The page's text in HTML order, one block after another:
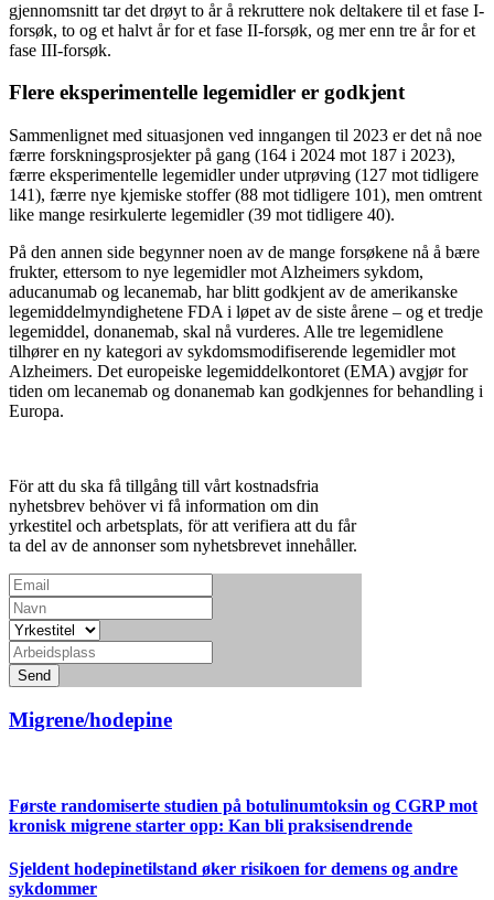
gjennomsnitt tar det drøyt to år å rekruttere nok deltakere til et fase I-
forsøk, to og et halvt år for et fase II-forsøk, og mer enn tre år for et
fase III-forsøk.
Flere eksperimentelle legemidler er godkjent
Sammenlignet med situasjonen ved inngangen til 2023 er det nå noe
færre forskningsprosjekter på gang (164 i 2024 mot 187 i 2023),
færre eksperimentelle legemidler under utprøving (127 mot tidligere
141), færre nye kjemiske stoffer (88 mot tidligere 101), men omtrent
like mange resirkulerte legemidler (39 mot tidligere 40).
På den annen side begynner noen av de mange forsøkene nå å bære
frukter, ettersom to nye legemidler mot Alzheimers sykdom,
aducanumab og lecanemab, har blitt godkjent av de amerikanske
legemiddelmyndighetene FDA i løpet av de siste årene – og et tredje
legemiddel, donanemab, skal nå vurderes. Alle tre legemidlene
tilhører en ny kategori av sykdomsmodifiserende legemidler mot
Alzheimers. Det europeiske legemiddelkontoret (EMA) avgjør for
tiden om lecanemab og donanemab kan godkjennes for behandling i
Europa.
För att du ska få tillgång till vårt kostnadsfria
nyhetsbrev behöver vi få information om din
yrkestitel och arbetsplats, för att verifiera att du får
ta del av de annonser som nyhetsbrevet innehåller.
Send
Migrene/hodepine
Første randomiserte studien på botulinumtoksin og CGRP mot
kronisk migrene starter opp: Kan bli praksisendrende
Sjeldent hodepinetilstand øker risikoen for demens og andre
sykdommer